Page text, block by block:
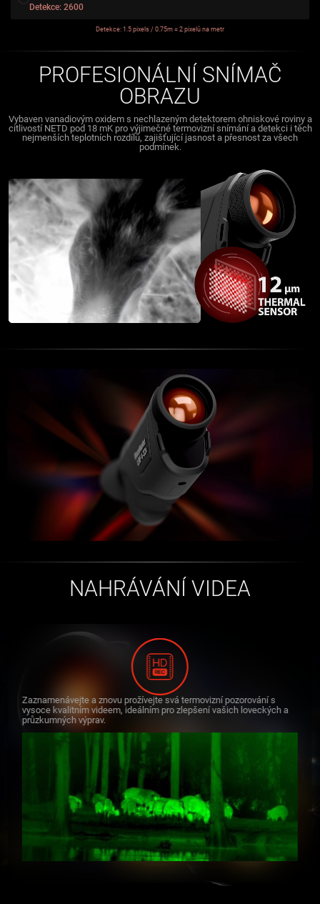
Detekce: 2600
Detekce: 1.5 pixels / 0.75m = 2 pixelů na metr
PROFESIONÁLNÍ SNÍMAČ
OBRAZU
Vybaven vanadiovým oxidem s nechlazeným detektorem ohniskové roviny a
citlivostí NETD pod 18 mK pro výjimečné termovizní snímání a detekci i těch
nejmenších teplotních rozdílů, zajišťující jasnost a přesnost za všech
podmínek.
NAHRÁVÁNÍ VIDEA
Zaznamenávejte a znovu prožívejte svá termovizní pozorování s
vysoce kvalitním videem, ideálním pro zlepšení vašich loveckých a
průzkumných výprav.